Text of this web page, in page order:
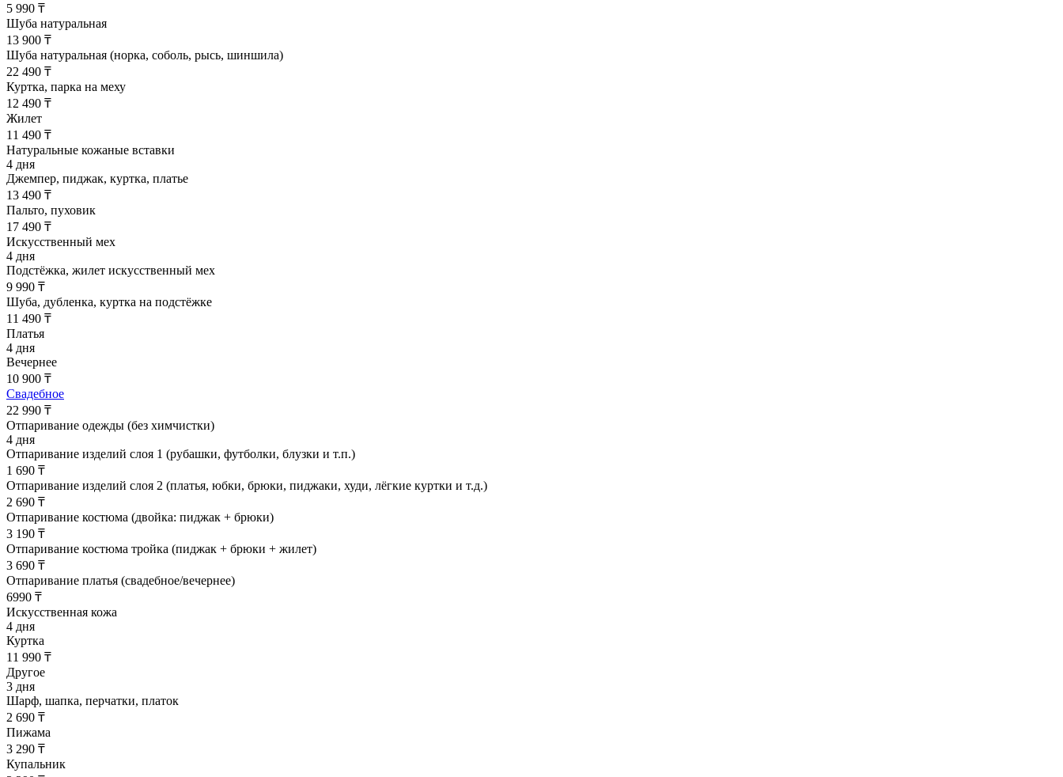
5 990 ₸
Шуба натуральная
13 900 ₸
Шуба натуральная (норка, соболь, рысь, шиншила)
22 490 ₸
Куртка, парка на меху
12 490 ₸
Жилет
11 490 ₸
Натуральные кожаные вставки
4 дня
Джемпер, пиджак, куртка, платье
13 490 ₸
Пальто, пуховик
17 490 ₸
Искусственный мех
4 дня
Подстёжка, жилет искусственный мех
9 990 ₸
Шуба, дубленка, куртка на подстёжке
11 490 ₸
Платья
4 дня
Вечернее
10 900 ₸
Свадебное
22 990 ₸
Отпаривание одежды (без химчистки)
4 дня
Отпаривание изделий слоя 1 (рубашки, футболки, блузки и т.п.)
1 690 ₸
Отпаривание изделий слоя 2 (платья, юбки, брюки, пиджаки, худи, лёгкие куртки и т.д.)
2 690 ₸
Отпаривание костюма (двойка: пиджак + брюки)
3 190 ₸
Отпаривание костюма тройка (пиджак + брюки + жилет)
3 690 ₸
Отпаривание платья (свадебное/вечернее)
6990 ₸
Искусственная кожа
4 дня
Куртка
11 990 ₸
Другое
3 дня
Шарф, шапка, перчатки, платок
2 690 ₸
Пижама
3 290 ₸
Купальник